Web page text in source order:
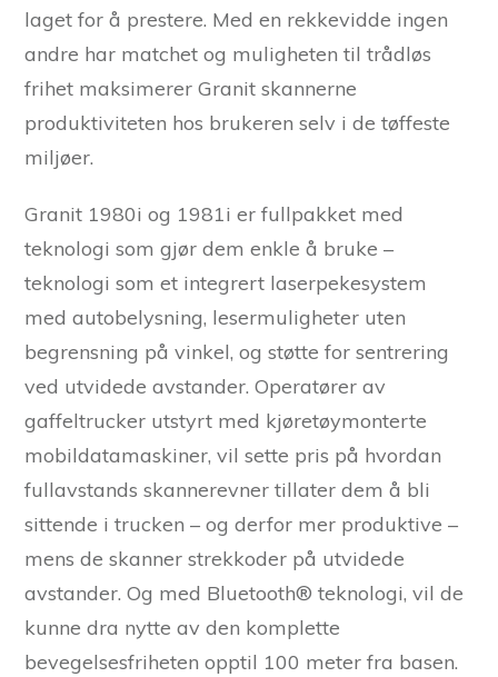
laget for å prestere. Med en rekkevidde ingen
andre har matchet og muligheten til trådløs
frihet maksimerer Granit skannerne
produktiviteten hos brukeren selv i de tøffeste
miljøer.
Granit 1980i og 1981i er fullpakket med
teknologi som gjør dem enkle å bruke –
teknologi som et integrert laserpekesystem
med autobelysning, lesermuligheter uten
begrensning på vinkel, og støtte for sentrering
ved utvidede avstander. Operatører av
gaffeltrucker utstyrt med kjøretøymonterte
mobildatamaskiner, vil sette pris på hvordan
fullavstands skannerevner tillater dem å bli
sittende i trucken – og derfor mer produktive –
mens de skanner strekkoder på utvidede
avstander. Og med Bluetooth® teknologi, vil de
kunne dra nytte av den komplette
bevegelsesfriheten opptil 100 meter fra basen.